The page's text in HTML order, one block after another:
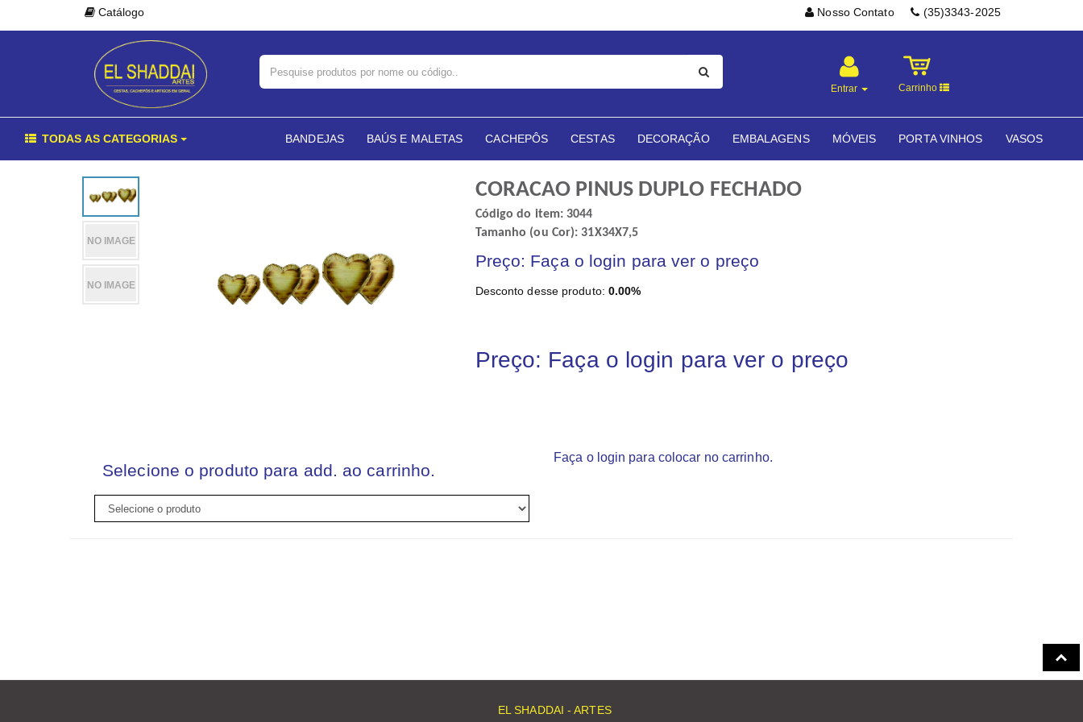
Nosso Contato (35)3343-2025
Catálogo
Entrar Carrinho
TODAS AS CATEGORIAS BANDEJAS BAÚS E MALETAS CACHEPÔS CESTAS DECORAÇÃO EMBALAGENS MÓVEIS PORTA VINHOS VASOS
CORACAO PINUS DUPLO FECHADO
Código do item: 3044
Tamanho (ou Cor): 31X34X7,5
Preço: Faça o login para ver o preço
Desconto desse produto: 0.00%
Preço: Faça o login para ver o preço
Selecione o produto para add. ao carrinho.
Faça o login para colocar no carrinho.
EL SHADDAI - ARTES